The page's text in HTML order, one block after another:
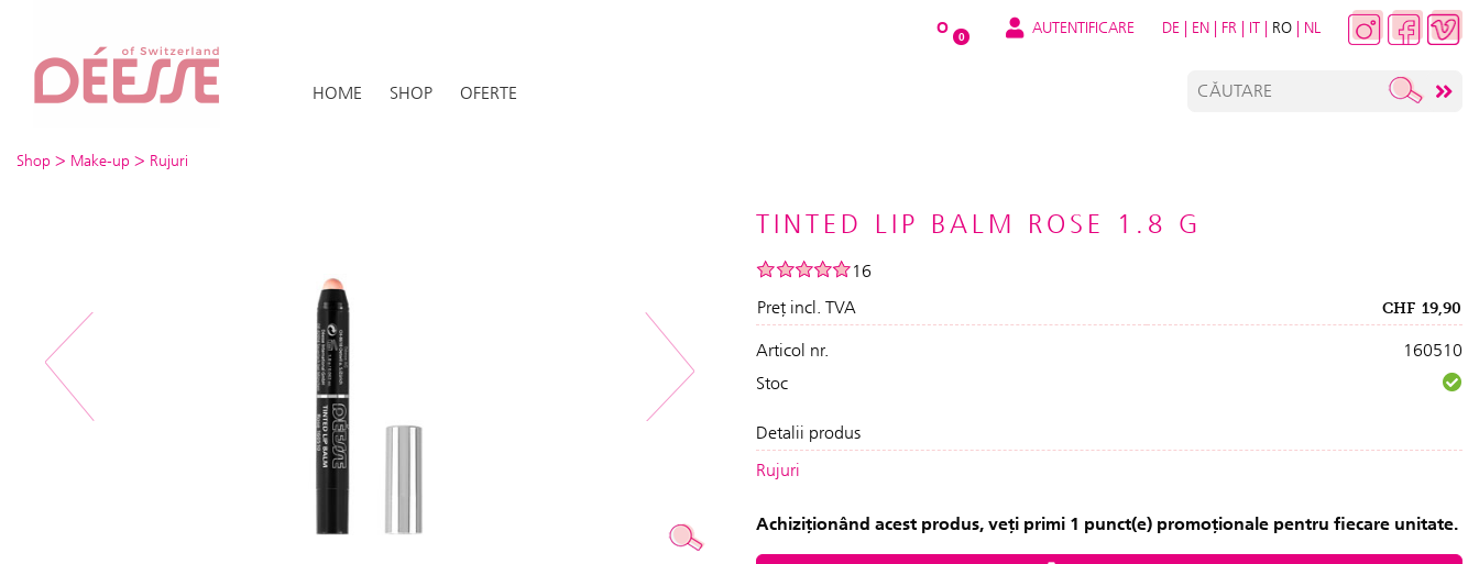
O 0 AUTENTIFICARE DE | EN | FR | IT | RO | NL
HOME SHOP OFERTE
Shop > Make-up > Rujuri
Next
TINTED LIP BALM ROSE 1.8 G
16
Preț incl. TVA
CHF 19,90
Articol nr.
160510
Stoc
Detalii produs
Rujuri
Achiziționând acest produs, veți primi 1 punct(e) promoționale pentru fiecare unitate.